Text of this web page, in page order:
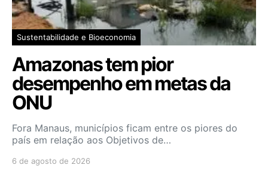
Sustentabilidade e Bioeconomia
Amazonas tem pior
desempenho em metas da
ONU
Fora Manaus, municípios ficam entre os piores do
país em relação aos Objetivos de…
6 de agosto de 2026